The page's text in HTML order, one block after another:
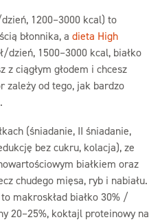
1200–3000 kcal) to
błonnika, a dieta High
dzień, 1500–3000 kcal, białko
z ciągłym głodem i chcesz
zależy od tego, jak bardzo
(śniadanie, II śniadanie,
bez cukru, kolacja), ze
białkiem oraz
chudego mięsa, ryb i nabiału.
makroskład białko 30% /
20–25%, koktajl proteinowy na